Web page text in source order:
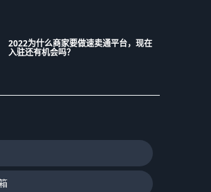
2022为什么商家要做速卖通平台，现在
入驻还有机会吗？